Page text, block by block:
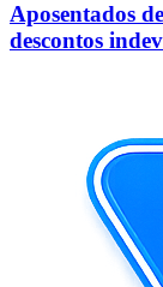
Aposentados
descontos